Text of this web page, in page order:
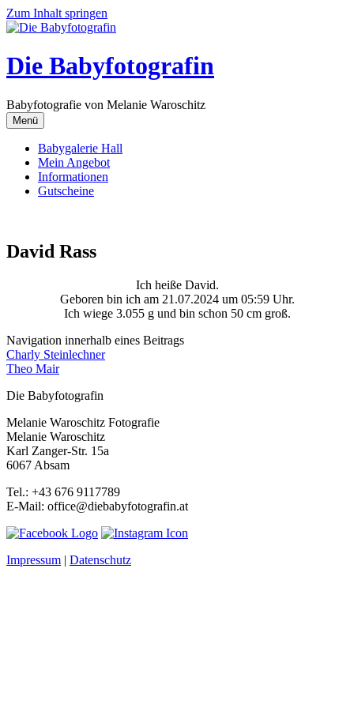
Zum Inhalt springen
Die Babyfotografin
Babyfotografie von Melanie Waroschitz
Menü
Babygalerie Hall
Mein Angebot
Informationen
Gutscheine
David Rass
Ich heiße David.
Geboren bin ich am 21.07.2024 um 05:59 Uhr.
Ich wiege 3.055 g und bin schon 50 cm groß.
Navigation innerhalb eines Beitrags
Charly Steinlechner
Theo Mair
Die Babyfotografin
Melanie Waroschitz Fotografie
Melanie Waroschitz
Karl Zanger-Str. 15a
6067 Absam
Tel.: +43 676 9117789
E-Mail: office@diebabyfotografin.at
Impressum | Datenschutz